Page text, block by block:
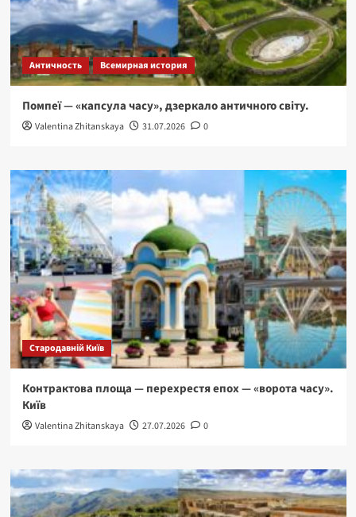
Античность Всемирная история
Помпеї — «капсула часу», дзеркало античного світу.
Valentina Zhitanskaya 31.07.2026 0
Стародавній Київ
Контрактова площа — перехрестя епох — «ворота часу».
Київ
Valentina Zhitanskaya 27.07.2026 0